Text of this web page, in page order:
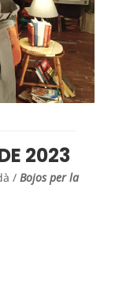
2023
/ Bojos per la